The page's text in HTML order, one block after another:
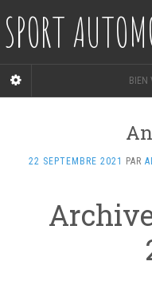
SPORT
BIEN
22 SEPTEMBRE 2021 PAR